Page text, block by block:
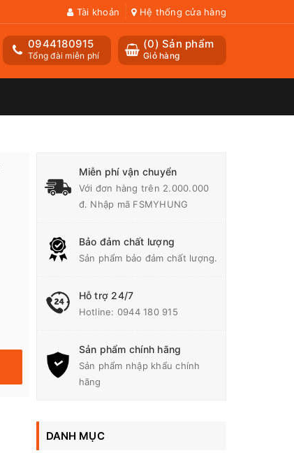
Tài khoản Hệ thống cửa hàng
(0) Sản phẩm
Giỏ hàng
0944180915
Tổng đài miễn phí
Miễn phí vận chuyển
Với đơn hàng trên 2.000.000
đ. Nhập mã FSMYHUNG
Bảo đảm chất lượng
Sản phẩm bảo đảm chất lượng.
Hỗ trợ 24/7
Hotline: 0944 180 915
Sản phẩm chính hãng
Sản phẩm nhập khẩu chính
hãng
DANH MỤC